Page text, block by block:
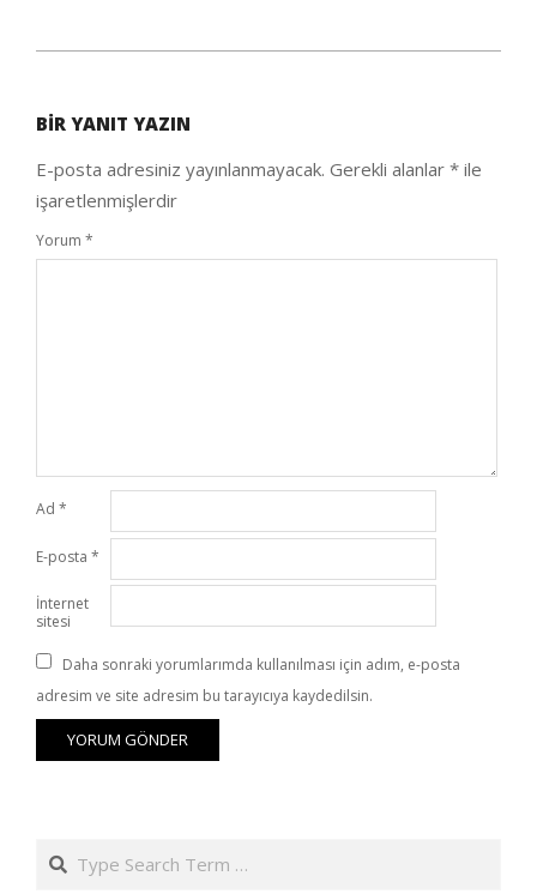
25
BIR YANIT YAZIN
E-posta adresiniz yayınlanmayacak. Gerekli alanlar * ile
işaretlenmişlerdir
Yorum *
Ad *
E-posta *
İnternet
sitesi
Daha sonraki yorumlarımda kullanılması için adım, e-posta
adresim ve site adresim bu tarayıcıya kaydedilsin.
Search